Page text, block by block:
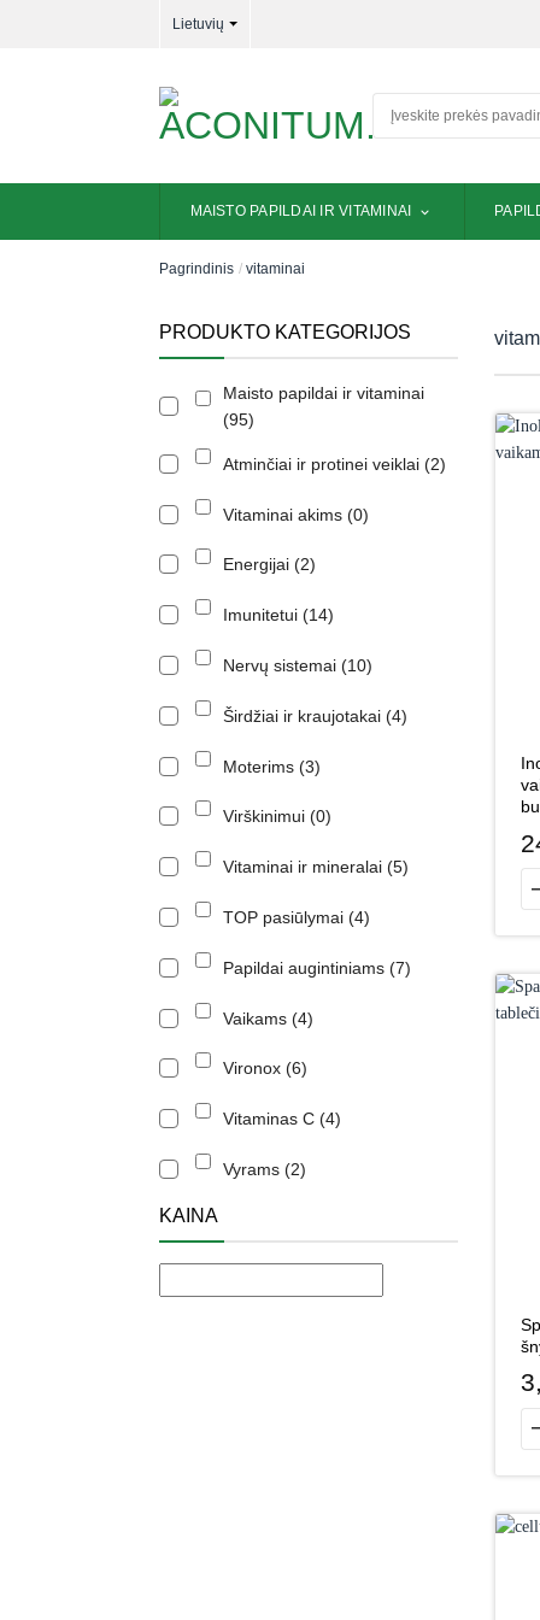
Lietuvių
Ieškoti:
MAISTO PAPILDAI IR VITAMINAI
Pagrindinis / vitaminai
PRODUKTO KATEGORIJOS
Maisto papildai ir vitaminai
95
Atminčiai ir protinei veiklai 2
Vitaminai akims 0
Energijai 2
Imunitetui 14
Nervų sistemai 10
Širdžiai ir kraujotakai 4
Moterims 3
Virškinimui 0
Vitaminai ir mineralai 5
TOP pasiūlymai 4
Papildai augintiniams 7
Vaikams 4
Vironox 6
Vitaminas C 4
Vyrams 2
KAINA